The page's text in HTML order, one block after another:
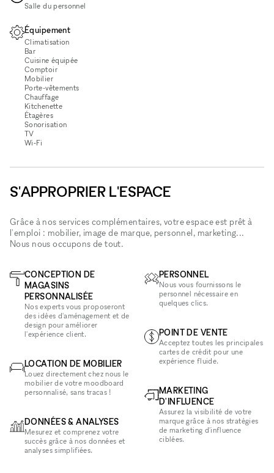
Salle du personnel
Équipement
Climatisation
Bar
Cuisine équipée
Comptoir
Mobilier
Porte-vêtements
Chauffage
Kitchenette
Étagères
Sonorisation
TV
Wi‑Fi
S'APPROPRIER L'ESPACE
Grâce à nos services complémentaires, votre espace est prêt à
l'emploi : mobilier, image de marque, personnel, marketing...
Nous nous occupons de tout.
CONCEPTION DE
MAGASINS
PERSONNALISÉE
Nos experts vous proposeront
des idées d'aménagement et de
design pour améliorer
l'expérience client.
LOCATION DE MOBILIER
Louez directement chez nous le
mobilier de votre moodboard
personnalisé, sans tracas !
DONNÉES & ANALYSES
Mesurez et comprenez votre
succès grâce à nos données et
analyses simplifiées.
PERSONNEL
Nous vous fournissons le
personnel nécessaire en
quelques clics.
POINT DE VENTE
Acceptez toutes les principales
cartes de crédit pour une
expérience fluide.
MARKETING
D'INFLUENCE
Assurez la visibilité de votre
marque grâce à nos stratégies
de marketing d'influence
ciblées.